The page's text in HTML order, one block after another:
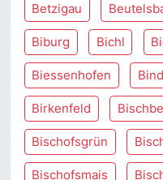
Betzigau
Biburg Bichl
Biessenhofen
Birkenfeld
Bischofsgrün
Bischofsmais